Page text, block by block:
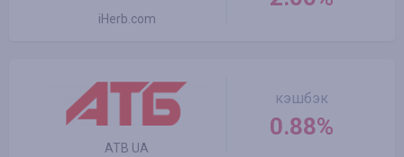
iHerb.com
ATB UA
кэшбэк
0.88%